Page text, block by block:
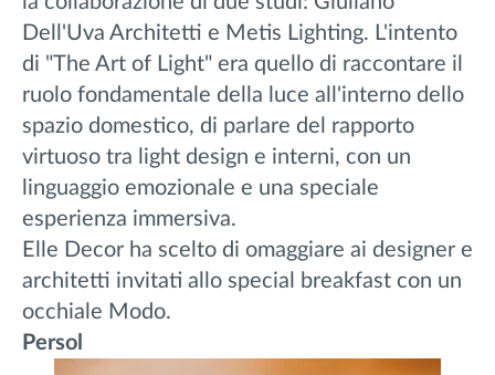
Dell'Uva Architetti e Metis Lighting. L'intento
di "The Art of Light" era quello di raccontare il
ruolo fondamentale della luce all'interno dello
spazio domestico, di parlare del rapporto
virtuoso tra light design e interni, con un
linguaggio emozionale e una speciale
esperienza immersiva.
Elle Decor ha scelto di omaggiare ai designer e
architetti invitati allo special breakfast con un
occhiale Modo.
Persol